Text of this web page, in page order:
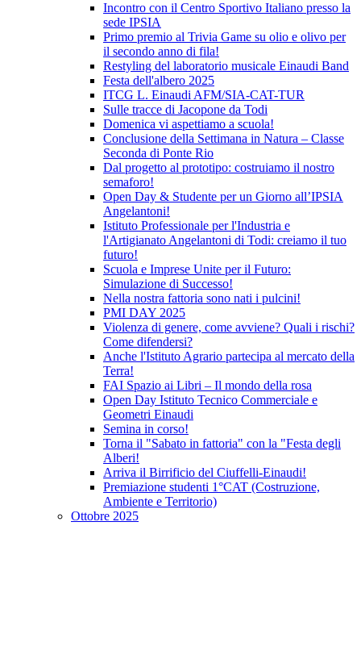
Incontro con il Centro Sportivo Italiano presso la
sede IPSIA
Primo premio al Trivia Game su olio e olivo per
il secondo anno di fila!
Restyling del laboratorio musicale Einaudi Band
Festa dell'albero 2025
ITCG L. Einaudi AFM/SIA-CAT-TUR
Sulle tracce di Jacopone da Todi
Domenica vi aspettiamo a scuola!
Conclusione della Settimana in Natura – Classe
Seconda di Ponte Rio
Dal progetto al prototipo: costruiamo il nostro
semaforo!
Open Day & Studente per un Giorno all’IPSIA
Angelantoni!
Istituto Professionale per l'Industria e
l'Artigianato Angelantoni di Todi: creiamo il tuo
futuro!
Scuola e Imprese Unite per il Futuro:
Simulazione di Successo!
Nella nostra fattoria sono nati i pulcini!
PMI DAY 2025
Violenza di genere, come avviene? Quali i rischi?
Come difendersi?
Anche l'Istituto Agrario partecipa al mercato della
Terra!
FAI Spazio ai Libri – Il mondo della rosa
Open Day Istituto Tecnico Commerciale e
Geometri Einaudi
Semina in corso!
Torna il "Sabato in fattoria" con la "Festa degli
Alberi!
Arriva il Birrificio del Ciuffelli-Einaudi!
Premiazione studenti 1°CAT (Costruzione,
Ambiente e Territorio)
Ottobre 2025